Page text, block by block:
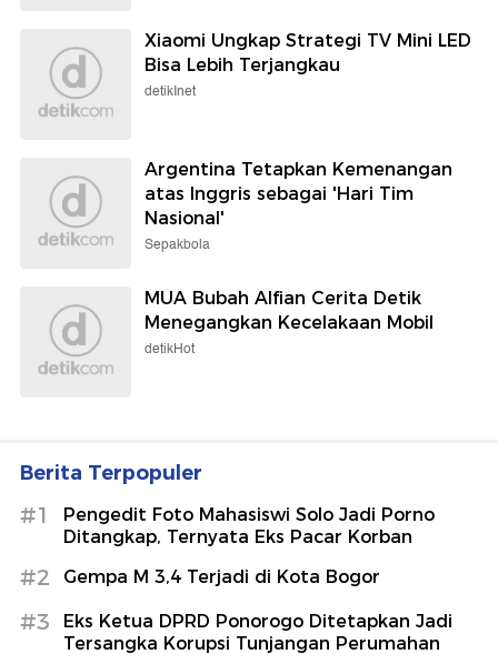
Xiaomi Ungkap Strategi TV Mini LED
Bisa Lebih Terjangkau
detikInet
Argentina Tetapkan Kemenangan
atas Inggris sebagai 'Hari Tim
Nasional'
Sepakbola
MUA Bubah Alfian Cerita Detik
Menegangkan Kecelakaan Mobil
detikHot
Berita Terpopuler
#1
Pengedit Foto Mahasiswi Solo Jadi Porno
Ditangkap, Ternyata Eks Pacar Korban
#2 Gempa M 3,4 Terjadi di Kota Bogor
#3
Eks Ketua DPRD Ponorogo Ditetapkan Jadi
Tersangka Korupsi Tunjangan Perumahan